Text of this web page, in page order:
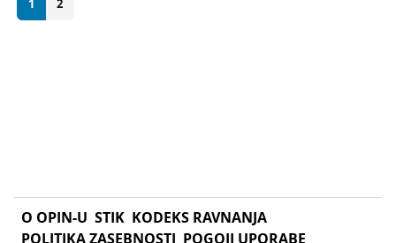
1 2
O OPIN-U STIK KODEKS RAVNANJA
POLITIKA ZASEBNOSTI POGOJI UPORABE